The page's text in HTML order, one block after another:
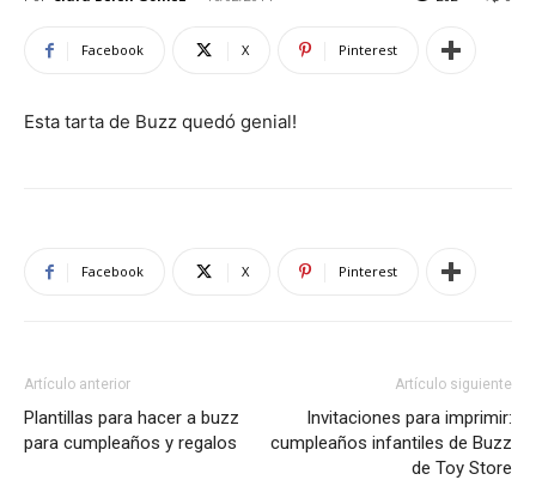
Facebook X Pinterest
Esta tarta de Buzz quedó genial!
Facebook X Pinterest
Artículo anterior
Plantillas para hacer a buzz
para cumpleaños y regalos
Artículo siguiente
Invitaciones para imprimir:
cumpleaños infantiles de Buzz
de Toy Store